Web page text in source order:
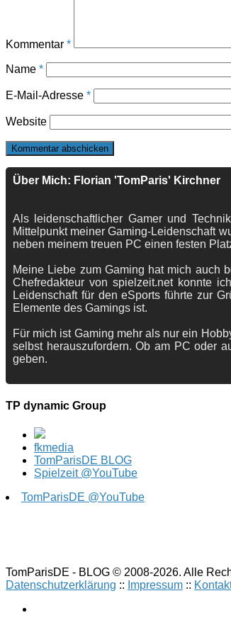
Kommentar *
Name *
E-Mail-Adresse *
Website
Über Mich: Florian 'TomParis' Kirchner
Als leidenschaftlicher Gamer und
Mittelpunkt meiner Gaming-Leidenschaft
neben meinem treuen PC einen festen
Meine Liebe zum Gaming hat mich auch
Chefredakteur von spielzeit.net konnte
Leidenschaft für den eSports führte zur
Elemente des Gamings ist.
Für mich ist Gaming mehr als nur ein
selbst herauszufordern. Ob am PC oder
geben.
TP dynamic Group
fkmedia
TomParisDE BLOG
Spielzeit @YouTube
TomParisDE @YouTube
TomParisDE - BLOG © 2008-2026. Alle
Datenschutzerklärung :: Impressum ::